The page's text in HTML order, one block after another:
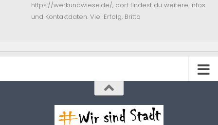
https://werkundwiese.de/, dort findest du weitere Infos
und Kontaktdaten. Viel Erfolg, Britta